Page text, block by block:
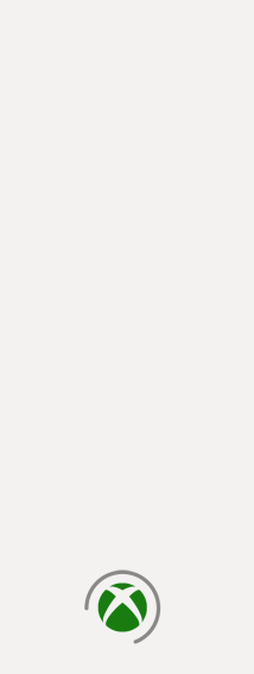
yükleniyor